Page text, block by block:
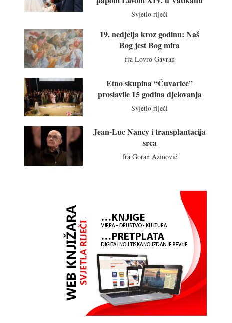
Svjetlo riječi
19. nedjelja kroz godinu: Naš
Bog jest Bog mira
fra Lovro Gavran
Etno skupina “Čuvarice”
proslavile 15 godina djelovanja
Svjetlo riječi
Jean-Luc Nancy i transplantacija
srca
fra Goran Azinović